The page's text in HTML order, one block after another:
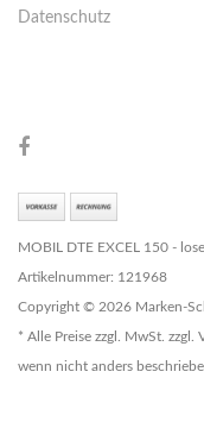
Datenschutz
MOBIL DTE EXCEL 150 -
Artikelnummer: 121968
Copyright © 2026 Marken-
* Alle Preise zzgl. MwSt. zzgl.
wenn nicht anders